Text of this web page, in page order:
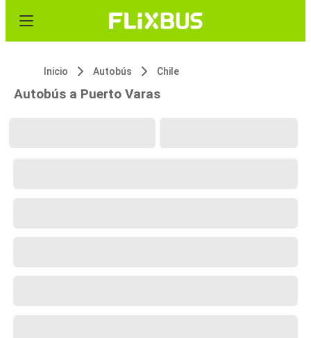
Inicio Autobús Chile
Autobús a Puerto Varas